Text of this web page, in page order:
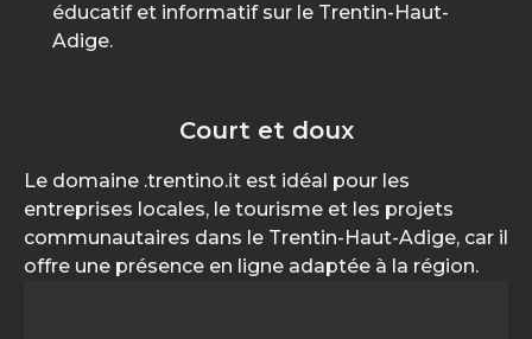
éducatif et informatif sur le Trentin-Haut-
Adige.
Court et doux
Le domaine .trentino.it est idéal pour les
entreprises locales, le tourisme et les projets
communautaires dans le Trentin-Haut-Adige, car il
offre une présence en ligne adaptée à la région.